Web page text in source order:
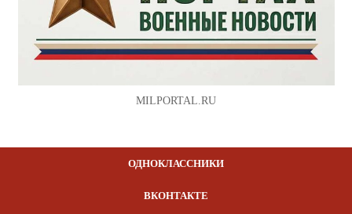
MILPORTAL.RU
ОДНОКЛАССНИКИ
ВКОНТАКТЕ